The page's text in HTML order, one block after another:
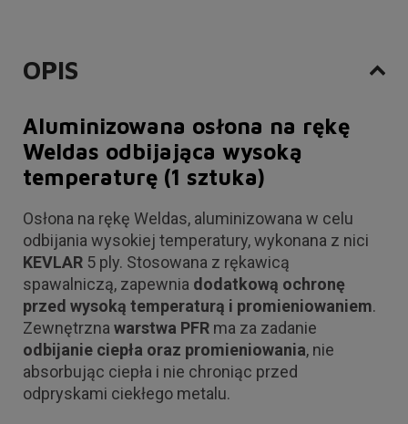
OPIS
Aluminizowana osłona na rękę
Weldas odbijająca wysoką
temperaturę (1 sztuka)
Osłona na rękę Weldas, aluminizowana w celu
odbijania wysokiej temperatury, wykonana z nici
KEVLAR 5 ply. Stosowana z rękawicą
spawalniczą, zapewnia dodatkową ochronę
przed wysoką temperaturą i promieniowaniem.
Zewnętrzna warstwa PFR ma za zadanie
odbijanie ciepła oraz promieniowania, nie
absorbując ciepła i nie chroniąc przed
odpryskami ciekłego metalu.